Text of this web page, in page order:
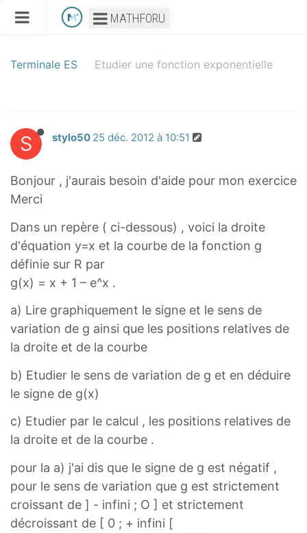
MATHFORU
Terminale ES Etudier une fonction exponentielle
S stylo50 25 déc. 2012 à 10:51
Bonjour , j'aurais besoin d'aide pour mon exercice
Merci
Dans un repère ( ci-dessous) , voici la droite
d'équation y=x et la courbe de la fonction g
définie sur R par
g(x) = x + 1 – e^x .
a) Lire graphiquement le signe et le sens de
variation de g ainsi que les positions relatives de
la droite et de la courbe
b) Etudier le sens de variation de g et en déduire
le signe de g(x)
c) Etudier par le calcul , les positions relatives de
la droite et de la courbe .
pour la a) j'ai dis que le signe de g est négatif ,
pour le sens de variation que g est strictement
croissant de ] - infini ; O ] et strictement
décroissant de [ 0 ; + infini [